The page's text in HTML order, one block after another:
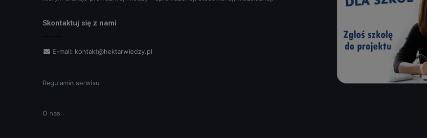
Skontaktuj się z nami
E-mail: kontakt@hektarwiedzy.pl
Regulamin serwisu
O nas